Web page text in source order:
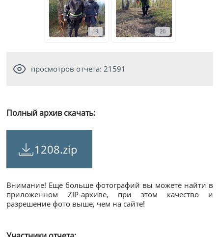
19 20
просмотров отчета: 21591
Полный архив скачать:
1208.zip
Внимание! Еще больше фотографий вы можете найти в
приложенном ZIP-архиве, при этом качество и
разрешение фото выше, чем на сайте!